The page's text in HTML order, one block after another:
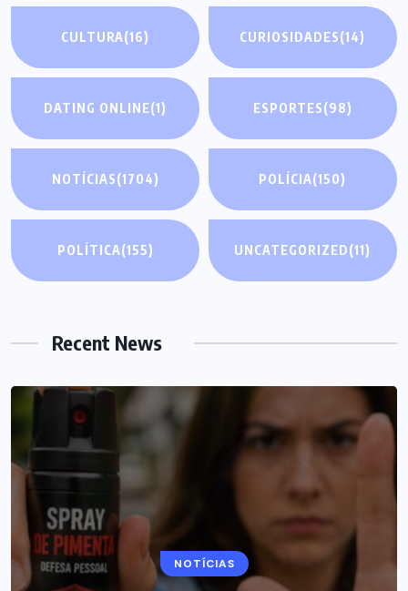
CULTURA(16) CURIOSIDADES(14)
DATING ONLINE(1) ESPORTES(98)
NOTÍCIAS(1704) POLÍCIA(150)
POLÍTICA(155) UNCATEGORIZED(11)
Recent News
NOTÍCIAS